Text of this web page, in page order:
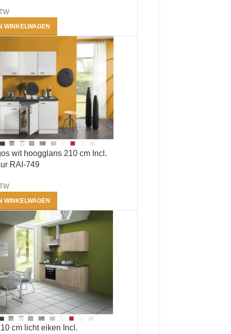
WINKELWAGEN
wit hoogglans 210 cm Incl.
RAI-749
WINKELWAGEN
cm licht eiken Incl.